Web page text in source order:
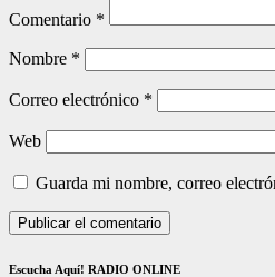
Comentario *
Nombre *
Correo electrónico *
Web
Guarda mi nombre, correo
Escucha Aquí! RADIO ONLINE